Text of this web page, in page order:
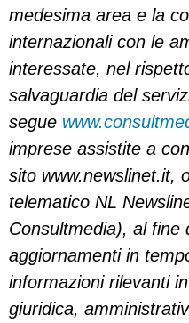
medesima area e la
internazionali con le
interessate, nel
salvaguardia del
segue
imprese assistite a
sito www.newslinet.it,
telematico NL
Consultmedia), al fine
aggiornamenti in
informazioni rilevanti
giuridica,